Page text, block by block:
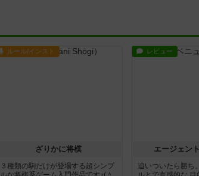
ルール/インスト
ざりかに将棋
３種類の駒だけが登場する超シンプ
レビュー
エージェン
追いついたら勝ち